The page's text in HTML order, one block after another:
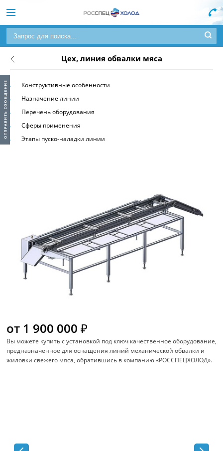
Цех, линия обвалки мяса
Конструктивные особенности
Назначение линии
Перечень оборудования
Сферы применения
Этапы пуско-наладки линии
от 1 900 000 ₽
Вы можете купить с установкой под ключ качественное оборудование,
предназначенное для оснащения линий механической обвалки и
жиловки свежего мяса, обратившись в компанию «РОССПЕЦХОЛОД».